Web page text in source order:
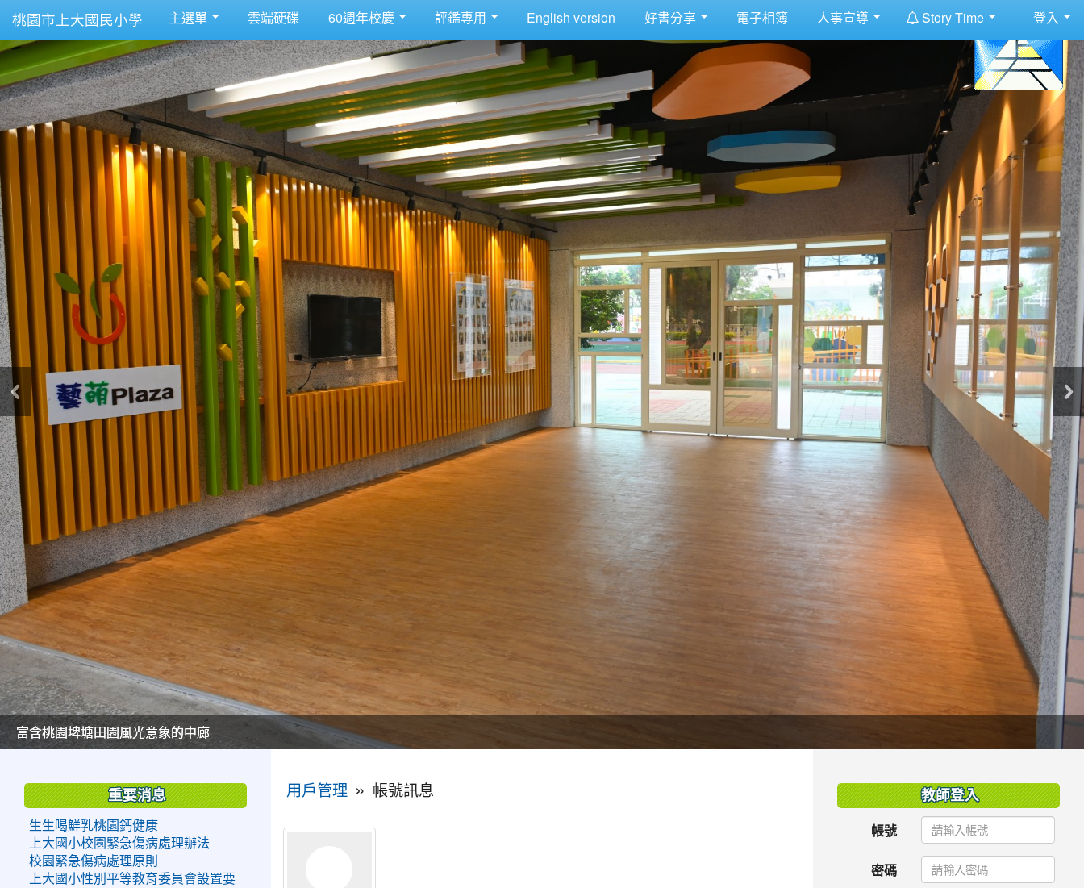
桃園市上大國民小學 主選單 雲端硬碟 60週年校慶 評鑑專用 English version 好書分享 電子相簿 人事宣導 Story Time 登入
美麗的操場是我們活力的來源
美麗的操場是我們活力的來源
煥然一新的小司令台
煥然一新的小司令台
富含桃園埤塘田園風光意象的中廊
富含桃園埤塘田園風光意象的中廊
嶄新的中庭廣場
嶄新的中庭廣場
水生池生生不息
水生池生生不息
用戶管理 » 帳號訊息
重要消息
生生喝鮮乳桃園鈣健康
上大國小校園緊急傷病處理辦法
校園緊急傷病處理原則
上大國小性別平等教育委員會設置要
教師登入
帳號
密碼